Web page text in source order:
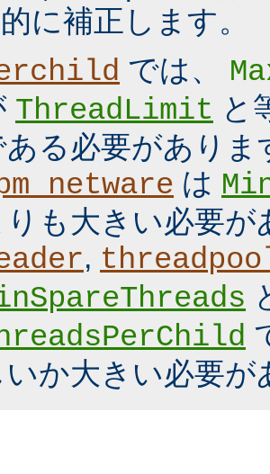
に補正します。
では、
ThreadLimit と
ある必要がありま
は
りも大きい必要が
,
いか大きい必要が